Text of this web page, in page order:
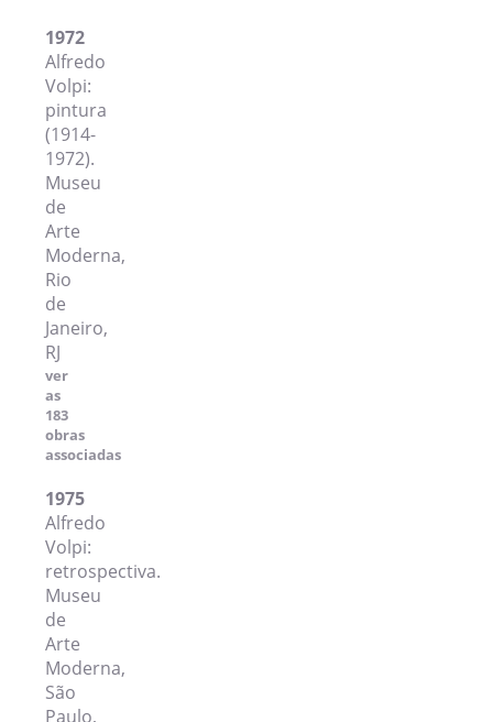
1972
Alfredo
Volpi:
pintura
(1914-
1972).
Museu
de
Arte
Moderna,
Rio
de
Janeiro,
RJ
ver
as
183
obras
associadas
1975
Alfredo
Volpi:
retrospectiva.
Museu
de
Arte
Moderna,
São
Paulo,